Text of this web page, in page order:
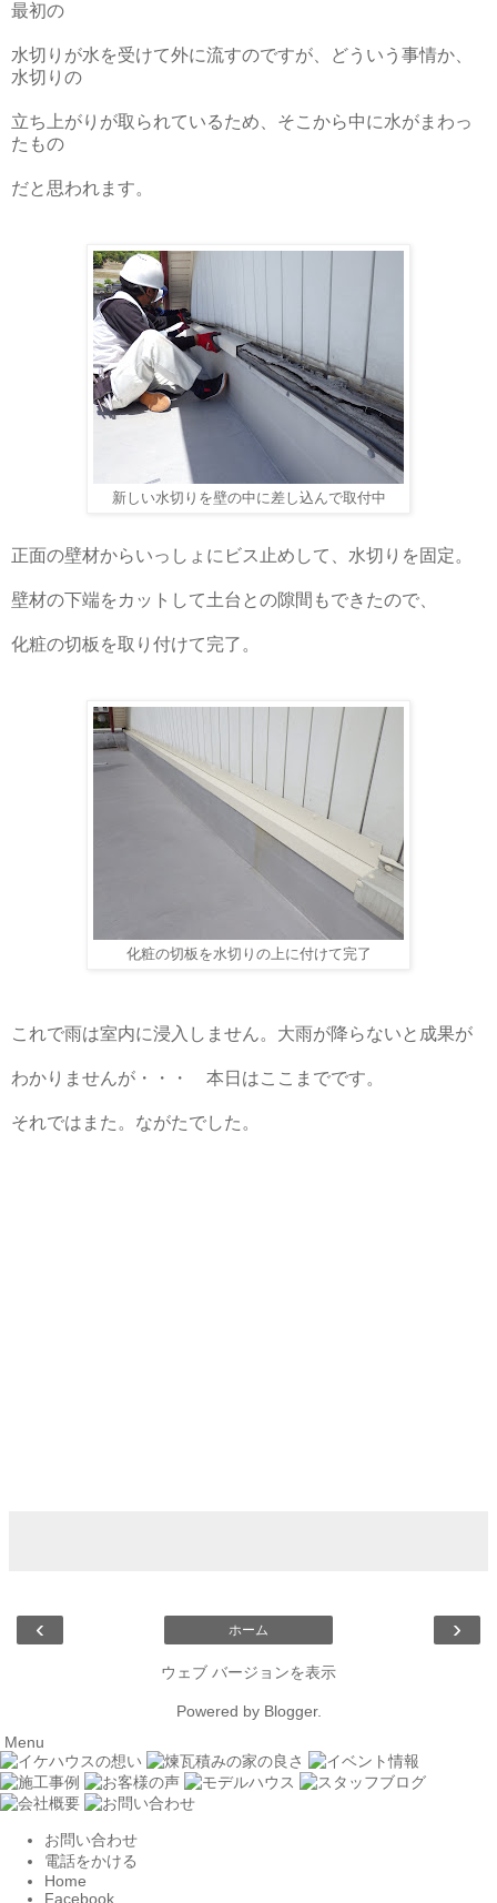
最初の
水切りが水を受けて外に流すのですが、どういう事情か、
水切りの
立ち上がりが取られているため、そこから中に水がまわっ
たもの
だと思われます。
新しい水切りを壁の中に差し込んで取付中
正面の壁材からいっしょにビス止めして、水切りを固定。
壁材の下端をカットして土台との隙間もできたので、
化粧の切板を取り付けて完了。
化粧の切板を水切りの上に付けて完了
これで雨は室内に浸入しません。大雨が降らないと成果が
わかりませんが・・・ 本日はここまでです。
それではまた。ながたでした。
‹ ›
ホーム
ウェブ バージョンを表示
Powered by Blogger.
Menu
お問い合わせ
電話をかける
Home
Facebook